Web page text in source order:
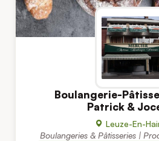
Boulangerie-
Patrick &
Leuze-En-
Boulangeries & Pâtisseries |